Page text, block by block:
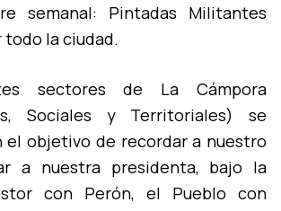
semanal: Pintadas Militantes
todo la ciudad.
sectores de La Cámpora
Sociales y Territoriales) se
el objetivo de recordar a nuestro
a nuestra presidenta, bajo la
con Perón, el Pueblo con